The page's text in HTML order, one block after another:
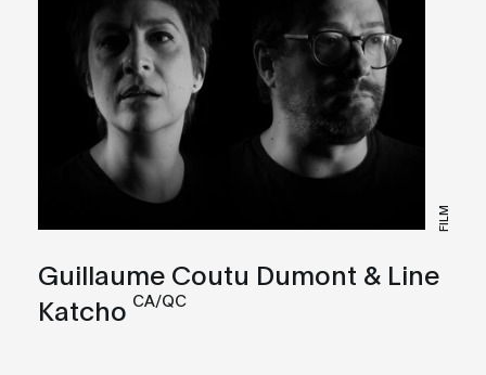
FILM
Guillaume Coutu Dumont & Line
Katcho CA/QC